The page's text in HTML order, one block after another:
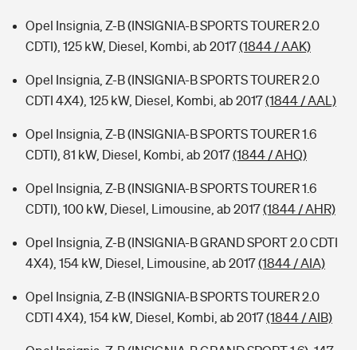
Opel Insignia, Z-B (INSIGNIA-B SPORTS TOURER 2.0
CDTI), 125 kW, Diesel, Kombi, ab 2017(1844 / AAK)
Opel Insignia, Z-B (INSIGNIA-B SPORTS TOURER 2.0
CDTI 4X4), 125 kW, Diesel, Kombi, ab 2017(1844 / AAL)
Opel Insignia, Z-B (INSIGNIA-B SPORTS TOURER 1.6
CDTI), 81 kW, Diesel, Kombi, ab 2017(1844 / AHQ)
Opel Insignia, Z-B (INSIGNIA-B SPORTS TOURER 1.6
CDTI), 100 kW, Diesel, Limousine, ab 2017(1844 / AHR)
Opel Insignia, Z-B (INSIGNIA-B GRAND SPORT 2.0 CDTI
4X4), 154 kW, Diesel, Limousine, ab 2017(1844 / AIA)
Opel Insignia, Z-B (INSIGNIA-B SPORTS TOURER 2.0
CDTI 4X4), 154 kW, Diesel, Kombi, ab 2017(1844 / AIB)